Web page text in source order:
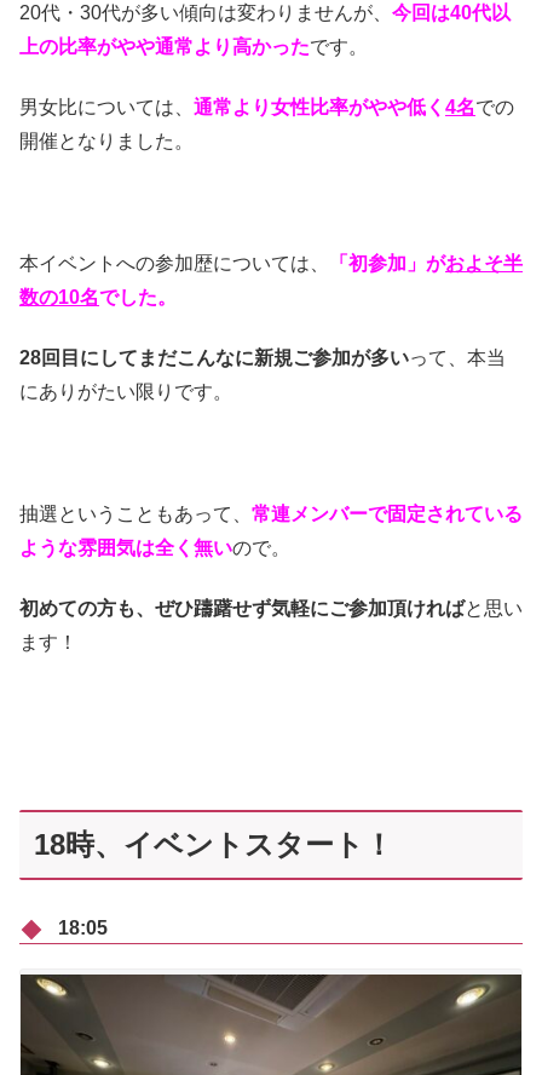
20代・30代が多い傾向は変わりませんが、 今回は40代以
上の比率がやや通常より高かったです。
男女比については、 通常より女性比率がやや低く 4名での
開催となりました。
本イベントへの参加歴については、 「初参加」がおよそ半
数の10名でした。
28回目にしてまだこんなに新規ご参加が多いって、本当
にありがたい限りです。
抽選ということもあって、 常連メンバーで固定されている
ような雰囲気は全く無いので。
初めての方も、ぜひ躊躇せず気軽にご参加頂ければと思い
ます！
18時、イベントスタート！
18:05